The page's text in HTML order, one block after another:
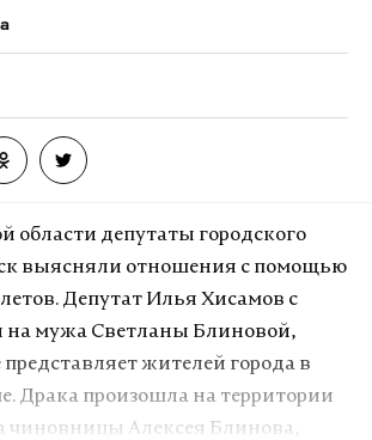
на нескольких станциях
кто застал ливень, сидя в
добираться до дома в лучшем
в воде.
области депутаты городского
выясняли отношения с помощью
Депутат Илья Хисамов с
на мужа Светланы Блиновой,
жителей города в
Драка произошла на территории
чиновницы Алексея Блинова,